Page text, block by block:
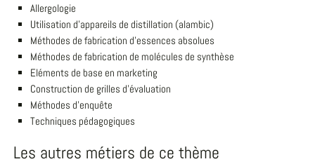
Allergologie
Utilisation d'appareils de distillation (alambic)
Méthodes de fabrication d'essences absolues
Méthodes de fabrication de molécules de synthèse
Eléments de base en marketing
Construction de grilles d'évaluation
Méthodes d'enquête
Techniques pédagogiques
Les autres métiers de ce thème